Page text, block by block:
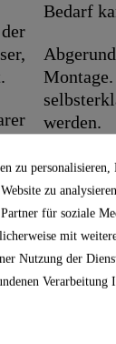
Bedarf
werden.
Im
Die in
steht
zu
zu
für soziale
mit
Nutzung der
Verarbeitung